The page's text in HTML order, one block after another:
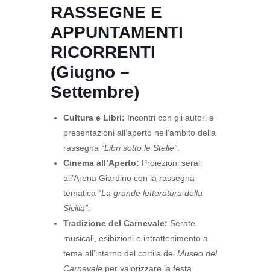
RASSEGNE E
APPUNTAMENTI
RICORRENTI
(Giugno –
Settembre)
Cultura e Libri: Incontri con gli autori e
presentazioni all’aperto nell’ambito della
rassegna “Libri sotto le Stelle”
Cinema all’Aperto: Proiezioni serali
all’Arena Giardino con la rassegna
tematica “La grande letteratura della
Sicilia”
Tradizione del Carnevale: Serate
musicali, esibizioni e intrattenimento a
tema all’interno del cortile del Museo del
Carnevale per valorizzare la festa